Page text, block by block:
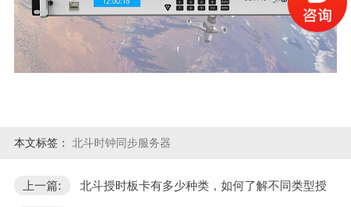
本文标签： 北斗时钟同步服务器
上一篇: 北斗授时板卡有多少种类，如何了解不同类型授